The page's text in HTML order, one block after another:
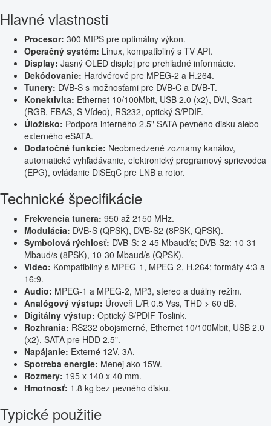
Hlavné vlastnosti
Procesor: 300 MIPS pre optimálny výkon.
Operačný systém: Linux, kompatibilný s TV API.
Display: Jasný OLED displej pre prehľadné informácie.
Dekódovanie: Hardvérové pre MPEG-2 a H.264.
Tunery: DVB-S s možnosťami pre DVB-C a DVB-T.
Konektivita: Ethernet 10/100Mbit, USB 2.0 (x2), DVI, Scart
(RGB, FBAS, S-Vídeo), RS232, optický S/PDIF.
Úložisko: Podpora interného 2.5" SATA pevného disku alebo
externého eSATA.
Dodatočné funkcie: Neobmedzené zoznamy kanálov,
automatické vyhľadávanie, elektronický programový sprievodca
(EPG), ovládanie DiSEqC pre LNB a rotor.
Technické špecifikácie
Frekvencia tunera: 950 až 2150 MHz.
Modulácia: DVB-S (QPSK), DVB-S2 (8PSK, QPSK).
Symbolová rýchlosť: DVB-S: 2-45 Mbaud/s; DVB-S2: 10-31
Mbaud/s (8PSK), 10-30 Mbaud/s (QPSK).
Video: Kompatibilný s MPEG-1, MPEG-2, H.264; formáty 4:3 a
16:9.
Audio: MPEG-1 a MPEG-2, MP3, stereo a duálny režim.
Analógový výstup: Úroveň L/R 0.5 Vss, THD > 60 dB.
Digitálny výstup: Optický S/PDIF Toslink.
Rozhrania: RS232 obojsmerné, Ethernet 10/100Mbit, USB 2.0
(x2), SATA pre HDD 2.5".
Napájanie: Externé 12V, 3A.
Spotreba energie: Menej ako 15W.
Rozmery: 195 x 140 x 40 mm.
Hmotnosť: 1.8 kg bez pevného disku.
Typické použitie